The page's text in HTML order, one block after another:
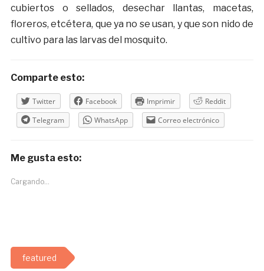
cubiertos o sellados, desechar llantas, macetas,
floreros, etcétera, que ya no se usan, y que son nido de
cultivo para las larvas del mosquito.
Comparte esto:
Twitter Facebook Imprimir
Reddit
Telegram
WhatsApp Correo electrónico
Me gusta esto:
Cargando...
featured